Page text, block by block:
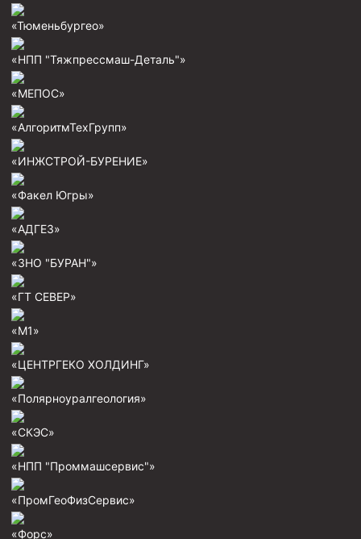
Шаблоны колонные
Перья гидромониторные
Пауки гидравлические
Ерши механические
Скреперы механические
Штанголовки
Шламометаллоуловитель ШМУ
Обурочный комплекс ОК
заводным зубом
Магнитные ловители
Фрезеры арбузообразные
Калибраторы расширители
Фрезеры Барракуда
«Тюменьбургео»
«НПП "Тяжпрессмаш-Деталь"»
«МЕПОС»
«АлгоритмТехГрупп»
«ИНЖСТРОЙ-БУРЕНИЕ»
«Факел Югры»
«АДГЕЗ»
«ЗНО "БУРАН"»
«ГТ СЕВЕР»
«М1»
«ЦЕНТРГЕКО ХОЛДИНГ»
«Полярноуралгеология»
«СКЭС»
«НПП "Проммашсервис"»
«ПромГеоФизСервис»
«Форс»